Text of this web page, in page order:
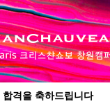
격을 축하드립니다